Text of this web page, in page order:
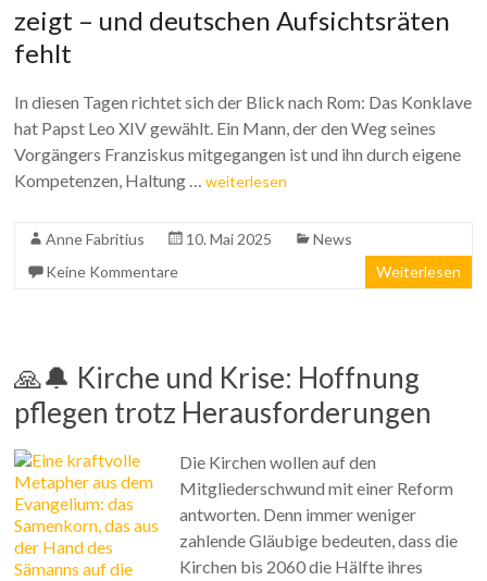
zeigt – und deutschen Aufsichtsräten
fehlt
In diesen Tagen richtet sich der Blick nach Rom: Das Konklave
hat Papst Leo XIV gewählt. Ein Mann, der den Weg seines
Vorgängers Franziskus mitgegangen ist und ihn durch eigene
Kompetenzen, Haltung …weiterlesen
Anne Fabritius 10. Mai 2025
News
Keine Kommentare
Weiterlesen
🙏🔔 Kirche und Krise: Hoffnung
pflegen trotz Herausforderungen
Die Kirchen wollen auf den
Mitgliederschwund mit einer Reform
antworten. Denn immer weniger
zahlende Gläubige bedeuten, dass die
Kirchen bis 2060 die Hälfte ihres